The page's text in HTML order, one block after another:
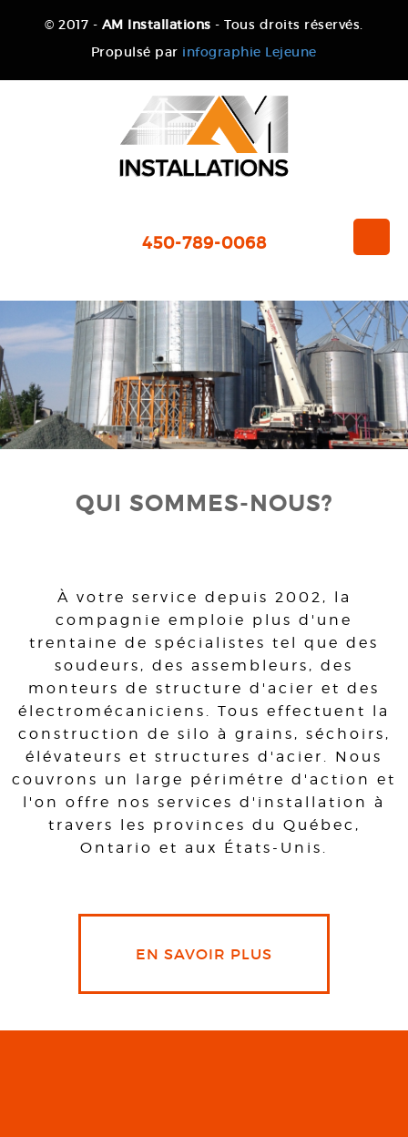
© 2017 - AM Installations - Tous droits réservés.
Propulsé par infographie Lejeune
450-789-0068
QUI SOMMES-NOUS?
À votre service depuis 2002, la
compagnie emploie plus d'une
trentaine de spécialistes tel que des
soudeurs, des assembleurs, des
monteurs de structure d'acier et des
électromécaniciens. Tous effectuent la
construction de silo à grains, séchoirs,
élévateurs et structures d'acier. Nous
couvrons un large périmétre d'action et
l'on offre nos services d'installation à
travers les provinces du Québec,
Ontario et aux États-Unis.
EN SAVOIR PLUS